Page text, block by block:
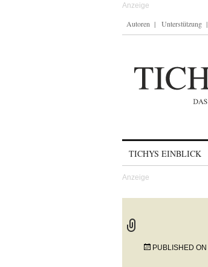
Autoren Unterstützung
TICHYS EINBLICK
PUBLISHED ON